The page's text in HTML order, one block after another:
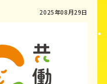
2025年08月29日